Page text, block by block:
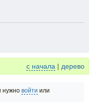
с начала | дерево
нужно войти или